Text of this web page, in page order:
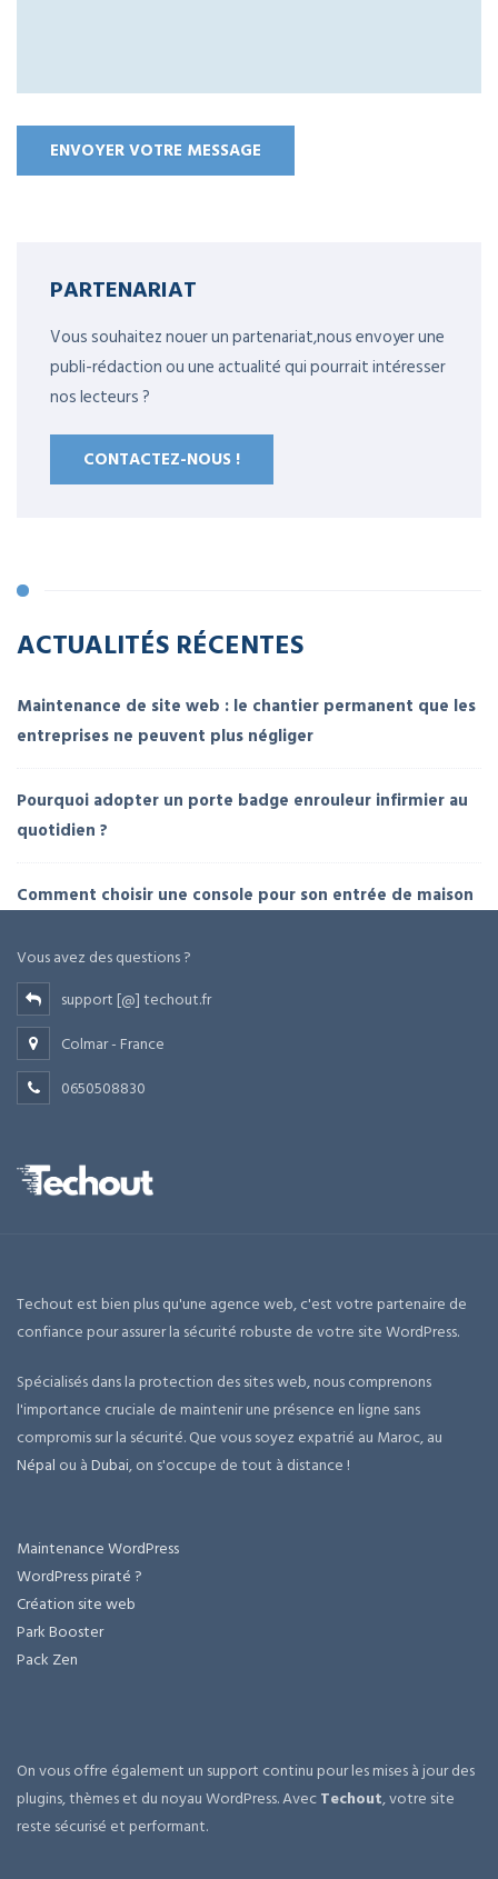
PARTENARIAT
Vous souhaitez nouer un partenariat,nous envoyer une
publi-rédaction ou une actualité qui pourrait intéresser
nos lecteurs ?
CONTACTEZ-NOUS !
ACTUALITÉS RÉCENTES
Maintenance de site web : le chantier permanent que les
entreprises ne peuvent plus négliger
Pourquoi adopter un porte badge enrouleur infirmier au
quotidien ?
Comment choisir une console pour son entrée de maison
Vous avez des questions ?
support [@] techout.fr
Colmar - France
0650508830
Techout est bien plus qu'une agence web, c'est votre partenaire de
confiance pour assurer la sécurité robuste de votre site WordPress.
Spécialisés dans la protection des sites web, nous comprenons
l'importance cruciale de maintenir une présence en ligne sans
compromis sur la sécurité. Que vous soyez expatrié au Maroc, au
Népal ou àDubai, on s'occupe de tout à distance !
Maintenance WordPress
WordPress piraté ?
Création site web
Park Booster
Pack Zen
On vous offre également un support continu pour les mises à jour des
plugins, thèmes et du noyau WordPress. AvecTechout, votre site
reste sécurisé et performant.